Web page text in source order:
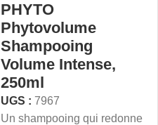
PHYTO
Phytovolume
Shampooing
Volume Intense,
250ml
UGS : 7967
Un shampooing qui redonne